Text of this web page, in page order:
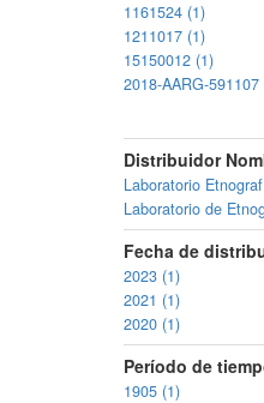
1161524 (1)
1211017 (1)
15150012 (1)
2018-AARG-591107
Distribuidor
Laboratorio
Laboratorio de
Fecha de
2023 (1)
2021 (1)
2020 (1)
Período de
1905 (1)